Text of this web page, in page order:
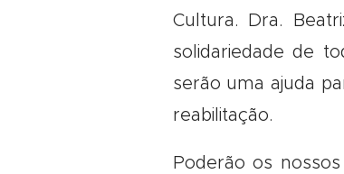
Cultura. Dra.
solidariedade de
serão uma ajuda
reabilitação.
Poderão os